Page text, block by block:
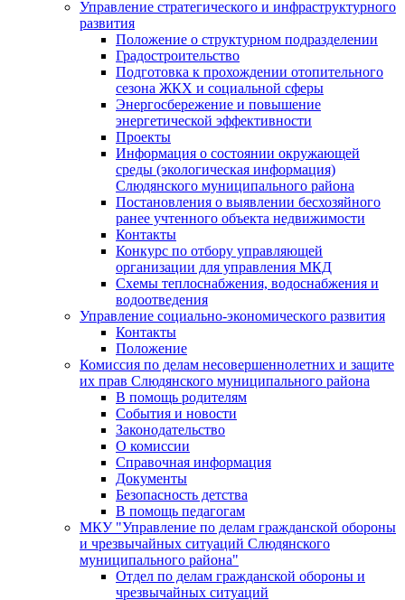
Управление стратегического и инфраструктурного
развития
Положение о структурном подразделении
Градостроительство
Подготовка к прохождении отопительного
сезона ЖКХ и социальной сферы
Энергосбережение и повышение
энергетической эффективности
Проекты
Информация о состоянии окружающей
среды (экологическая информация)
Слюдянского муниципального района
Постановления о выявлении бесхозяйного
ранее учтенного объекта недвижимости
Контакты
Конкурс по отбору управляющей
организации для управления МКД
Схемы теплоснабжения, водоснабжения и
водоотведения
Управление социально-экономического развития
Контакты
Положение
Комиссия по делам несовершеннолетних и защите
их прав Слюдянского муниципального района
В помощь родителям
События и новости
Законодательство
О комиссии
Справочная информация
Документы
Безопасность детства
В помощь педагогам
МКУ "Управление по делам гражданской обороны
и чрезвычайных ситуаций Слюдянского
муниципального района"
Отдел по делам гражданской обороны и
чрезвычайных ситуаций